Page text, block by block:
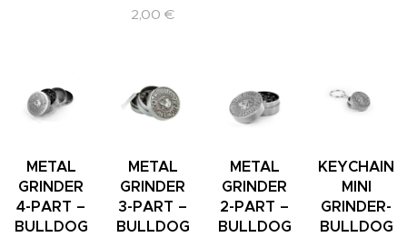
2,00 €
METAL
GRINDER
4-PART –
BULLDOG
METAL
GRINDER
3-PART –
BULLDOG
METAL
GRINDER
2-PART –
BULLDOG
KEYCHAIN
MINI
GRINDER-
BULLDOG